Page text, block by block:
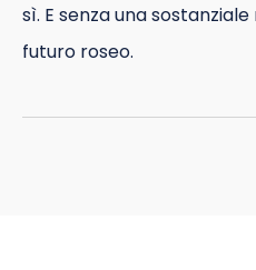
sì. E senza una
futuro roseo.